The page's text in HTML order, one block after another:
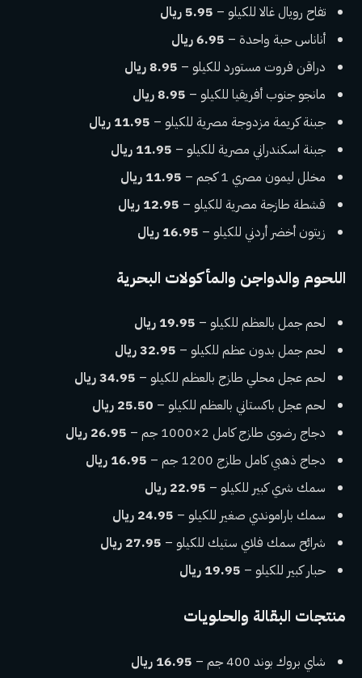
تفاح رويال غالا للكيلو – 5.95 ريال
أناناس حبة واحدة – 6.95 ريال
دراقن فروت مستورد للكيلو – 8.95 ريال
مانجو جنوب أفريقيا للكيلو – 8.95 ريال
جبنة كريمة مزدوجة مصرية للكيلو – 11.95 ريال
جبنة اسكندراني مصرية للكيلو – 11.95 ريال
مخلل ليمون مصري 1 كجم –
11.95 ريال
قشطة طازجة مصرية للكيلو – 12.95 ريال
زيتون أخضر أردني للكيلو – 16.95 ريال
اللحوم والدواجن والمأكولات البحرية
لحم جمل بالعظم للكيلو – 19.95 ريال
لحم جمل بدون عظم للكيلو – 32.95 ريال
لحم عجل محلي طازج بالعظم للكيلو – 34.95 ريال
لحم عجل باكستاني بالعظم للكيلو – 25.50 ريال
دجاج رضوى طازج كامل 2×1000 جم –
26.95 ريال
دجاج ذهبي كامل طازج 1200 جم –
16.95 ريال
سمك شري كبير للكيلو – 22.95 ريال
سمك باراموندي صغير للكيلو – 24.95 ريال
شرائح سمك فلاي ستيك للكيلو – 27.95 ريال
حبار كبير للكيلو – 19.95 ريال
منتجات البقالة والحلويات
شاي بروك بوند 400 جم –
16.95 ريال